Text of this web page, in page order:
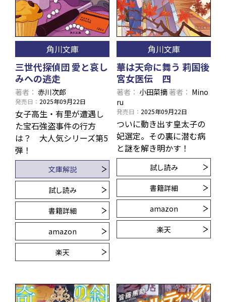
角川文庫
三世代探偵団 愛と哀し
みへの逃走
著者 赤川次郎
発売日 2025年09月22日
女子高生・有里が遭遇し
た宝石強盗事件の行方
は？ 大人気シリーズ第5
弾！
文庫解説
試し読み
書籍詳細
amazon
楽天
角川文庫
華は天命に舞う 莉国後
宮女医伝 四
著者 小田菜摘著者
Mino
ru
発売日 2025年09月22日
ついに動き出す皇太子の
妃選定。その裏に潜む病
と謎を解き明かす！
試し読み
書籍詳細
amazon
楽天